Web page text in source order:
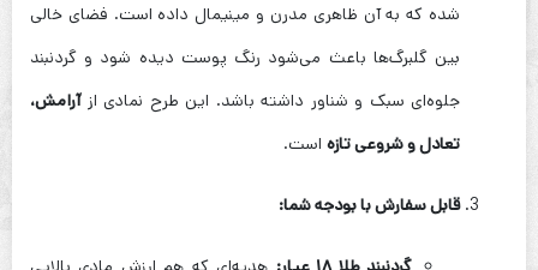
شده که به آن ظاهری مدرن و مینیمال داده است. فضای خالی
بین گلبرگ‌ها باعث می‌شود رنگ پوست دیده شود و گردنبند
جلوه‌ای سبک و شناور داشته باشد. این طرح نمادی ازآرامش،
تعادل و شروعی تازه است.
قابل سفارش با بودجه شما: